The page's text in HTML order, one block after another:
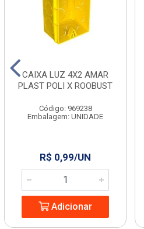
CAIXA LUZ 4X2 AMAR
PLAST POLI X ROOBUST
Código: 969238
Embalagem: UNIDADE
R$ 0,99/UN
Adicionar